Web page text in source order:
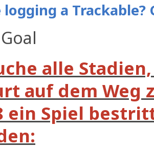
a Trackable?
alle
auf dem Weg
ein Spiel